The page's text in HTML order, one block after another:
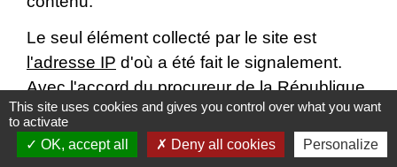
Le seul élément collecté par le site est
l'adresse IP d'où a été fait le signalement.
Avec l'accord du procureur de la République,
les policiers et gendarmes ont la possibilité,
par la suite, de rechercher une personne
ayant fait un signalement.
This site uses cookies and gives you control over what you want
to activate
OK, accept all
Deny all cookies Personalize